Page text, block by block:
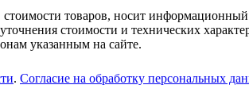
товаров, носит
стоимости и технических
указанным на сайте.
. Согласие на обработку персональных